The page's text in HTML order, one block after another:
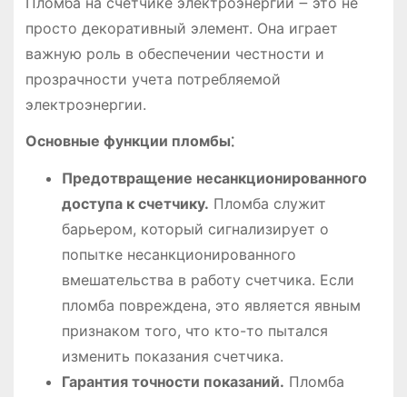
просто декоративный элемент. Она играет
важную роль в обеспечении честности и
прозрачности учета потребляемой
электроэнергии.
Основные функции пломбы⁚
Предотвращение несанкционированного
доступа к счетчику. Пломба служит
барьером, который сигнализирует о
попытке несанкционированного
вмешательства в работу счетчика. Если
пломба повреждена, это является явным
признаком того, что кто-то пытался
изменить показания счетчика.
Гарантия точности показаний. Пломба